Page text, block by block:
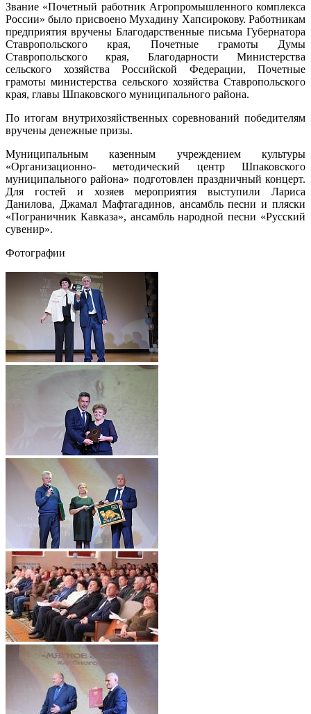
Звание «Почетный работник Агропромышленного комплекса
России» было присвоено Мухадину Хапсирокову. Работникам
предприятия вручены Благодарственные письма Губернатора
Ставропольского края, Почетные грамоты Думы
Ставропольского края, Благодарности Министерства
сельского хозяйства Российской Федерации, Почетные
грамоты министерства сельского хозяйства Ставропольского
края, главы Шпаковского муниципального района.
По итогам внутрихозяйственных соревнований победителям
вручены денежные призы.
Муниципальным казенным учреждением культуры
«Организационно- методический центр Шпаковского
муниципального района» подготовлен праздничный концерт.
Для гостей и хозяев мероприятия выступили Лариса
Данилова, Джамал Мафтагадинов, ансамбль песни и пляски
«Пограничник Кавказа», ансамбль народной песни «Русский
сувенир».
Фотографии